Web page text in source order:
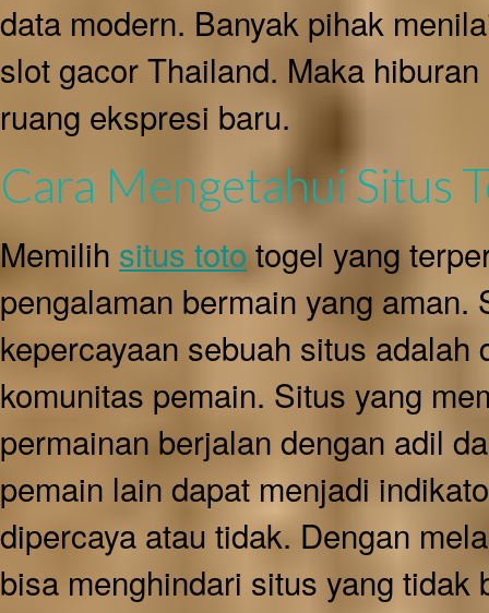
data modern. Banyak pihak
slot gacor Thailand. Maka
ruang ekspresi baru.
Cara Mengetahui Situs
Memilih situs tototogel yang
pengalaman bermain yang
kepercayaan sebuah situs
komunitas pemain. Situs yang
permainan berjalan dengan adil
pemain lain dapat menjadi
dipercaya atau tidak. Dengan
bisa menghindari situs yang tidak